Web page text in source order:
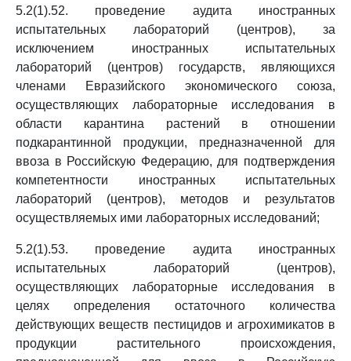
5.2(1).52. проведение аудита иностранных
испытательных лабораторий (центров), за
исключением иностранных испытательных
лабораторий (центров) государств, являющихся
членами Евразийского экономического союза,
осуществляющих лабораторные исследования в
области карантина растений в отношении
подкарантинной продукции, предназначенной для
ввоза в Российскую Федерацию, для подтверждения
компетентности иностранных испытательных
лабораторий (центров), методов и результатов
осуществляемых ими лабораторных исследований;
5.2(1).53. проведение аудита иностранных
испытательных лабораторий (центров),
осуществляющих лабораторные исследования в
целях определения остаточного количества
действующих веществ пестицидов и агрохимикатов в
продукции растительного происхождения,